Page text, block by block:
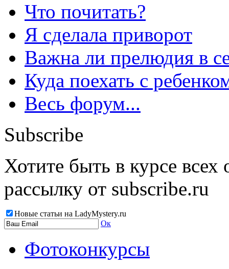
Что почитать?
Я сделала приворот
Важна ли прелюдия в
Куда поехать с
Весь форум...
Subscribe
Хотите быть в курсе
рассылку от subscribe.ru
Новые статьи на LadyMystery.ru
Ок
Фотоконкурсы